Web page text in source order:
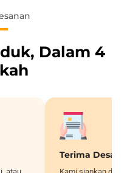
Dalam 4
Terima Desain